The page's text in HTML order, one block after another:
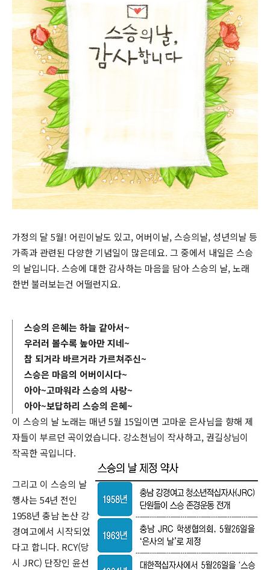
가정의 달 5월! 어린이날도 있고, 어버이날, 스승의날, 성년의날 등
가족과 관련된 다양한 기념일이 많은데요. 그 중에서 내일은 스승
의 날입니다. 스승에 대한 감사하는 마음을 담아 스승의 날, 노래
한번 불러보는건 어떨런지요.
스승의 은혜는 하늘 같아서~
우러러 볼수록 높아만 지네~
참 되거라 바르거라 가르쳐주신~
스승은 마음의 어버이시다~
아아~고마워라 스승의 사랑~
아아~보답하리 스승의 은혜~
이 스승의 날 노래는 매년 5월 15일이면 고마운 은사님을 향해 제
자들이 부르던 곡이었습니다. 강소천님이 작사하고, 권길상님이
작곡한 곡입니다.
그리고 이 스승의 날
행사는 54년 전인
1958년 충남 논산 강
경여고에서 시작되었
다고 합니다. RCY(당
시 JRC) 단장인 윤선